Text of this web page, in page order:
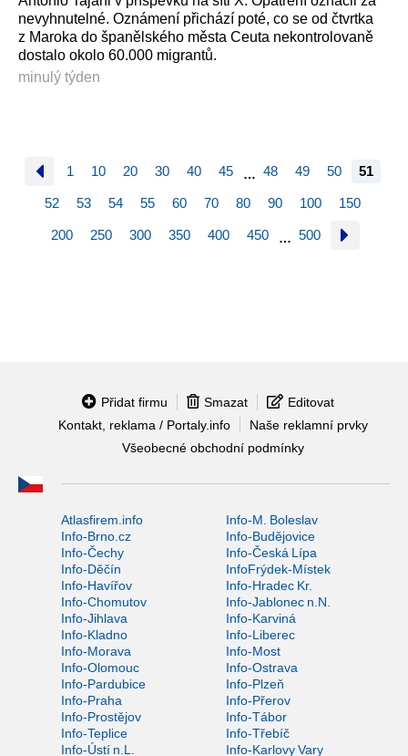
nevyhnutelné. Oznámení přichází poté, co se od čtvrtka
z Maroka do španělského města Ceuta nekontrolovaně
dostalo okolo 60.000 migrantů.
minulý týden
1 10 20 30 40 45 … 48 49 50 51
52 53 54 55 60 70 80 90 100 150
200 250 300 350 400 450 … 500
Přidat firmu Smazat
Editovat
Kontakt, reklama / Portaly.info
Naše reklamní prvky
Všeobecné obchodní podmínky
Atlasfirem.info
Info-M. Boleslav
Info-Brno.cz
Info-Budějovice
Info-Čechy
Info-Česká Lípa
Info-Děčín
InfoFrýdek-Místek
Info-Havířov
Info-Hradec Kr.
Info-Chomutov
Info-Jablonec n.N.
Info-Jihlava
Info-Karviná
Info-Kladno
Info-Liberec
Info-Morava
Info-Most
Info-Olomouc
Info-Ostrava
Info-Pardubice
Info-Plzeň
Info-Praha
Info-Přerov
Info-Prostějov
Info-Tábor
Info-Teplice
Info-Třebíč
Info-Ústí n.L.
Info-Karlovy Vary